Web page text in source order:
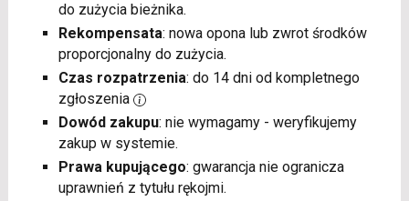
do zużycia bieżnika.
Rekompensata: nowa opona lub zwrot środków
proporcjonalny do zużycia.
Czas rozpatrzenia: do 14 dni od kompletnego
zgłoszenia
Dowód zakupu: nie wymagamy - weryfikujemy
zakup w systemie.
Prawa kupującego: gwarancja nie ogranicza
uprawnień z tytułu rękojmi.